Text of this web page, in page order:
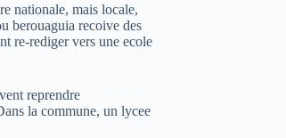
nationale, mais locale,
berouaguia recoive des
re-rediger vers une ecole
reprendre
la commune, un lycee